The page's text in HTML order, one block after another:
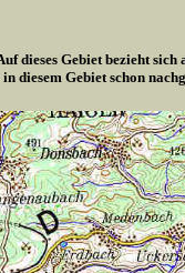
dieses Gebiet bezieht sich
Gebiet schon